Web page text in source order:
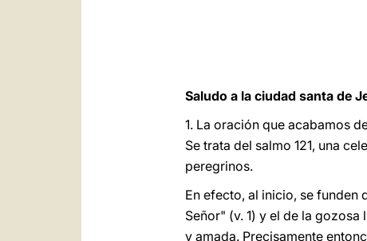
Saludo a la ciudad santa de
1. La oración que acabamos
Se trata del salmo 121, una
peregrinos.
En efecto, al inicio, se
Señor" (v. 1) y el de la
y amada. Precisamente